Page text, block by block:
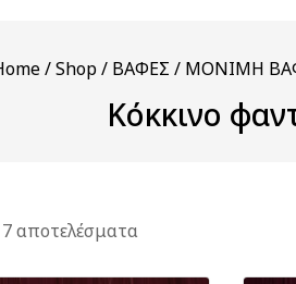
/Shop/ ΒΑΦΕΣ / ΜΟΝΙΜΗ
Κόκκινο
7αποτελέσματα